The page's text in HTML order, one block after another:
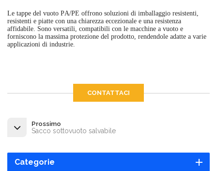
Le tappe del vuoto PA/PE offrono soluzioni di imballaggio resistenti,
resistenti e piatte con una chiarezza eccezionale e una resistenza
affidabile. Sono versatili, compatibili con le macchine a vuoto e
forniscono la massima protezione del prodotto, rendendole adatte a varie
applicazioni di industrie.
CONTATTACI
Prossimo
Sacco sottovuoto salvabile
Categorie